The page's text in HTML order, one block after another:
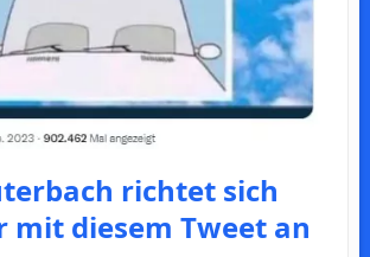
richtet sich
mit diesem Tweet an